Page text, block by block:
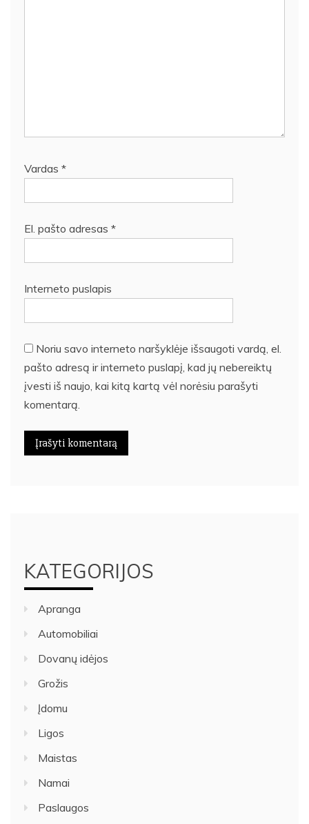
Vardas *
El. pašto adresas *
Interneto puslapis
Noriu savo interneto naršyklėje išsaugoti vardą, el.
pašto adresą ir interneto puslapį, kad jų nebereiktų
įvesti iš naujo, kai kitą kartą vėl norėsiu parašyti
komentarą.
KATEGORIJOS
Apranga
Automobiliai
Dovanų idėjos
Grožis
Įdomu
Ligos
Maistas
Namai
Paslaugos